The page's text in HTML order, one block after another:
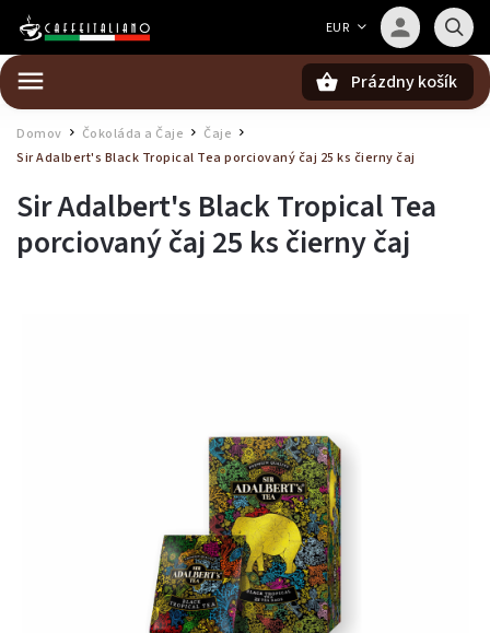
EUR
Prázdny košík
Domov Čokoláda a Čaje / Čaje /
Sir Adalbert's Black Tropical Tea porciovaný čaj 25 ks čierny čaj
Sir Adalbert's Black Tropical Tea
porciovaný čaj 25 ks čierny čaj
Barista — poradca Caffeitaliano